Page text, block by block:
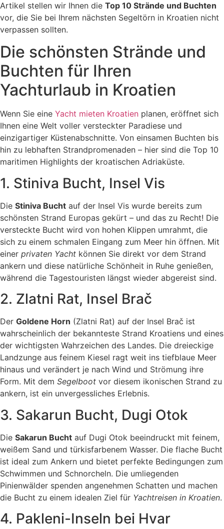
Artikel stellen wir Ihnen die Top 10 Strände und Buchten
vor, die Sie bei Ihrem nächsten Segeltörn in Kroatien nicht
verpassen sollten.
Die schönsten Strände und
Buchten für Ihren
Yachturlaub in Kroatien
Wenn Sie eine Yacht mieten Kroatien planen, eröffnet sich
Ihnen eine Welt voller versteckter Paradiese und
einzigartiger Küstenabschnitte. Von einsamen Buchten bis
hin zu lebhaften Strandpromenaden – hier sind die Top 10
maritimen Highlights der kroatischen Adriaküste.
1. Stiniva Bucht, Insel Vis
Die Stiniva Bucht auf der Insel Vis wurde bereits zum
schönsten Strand Europas gekürt – und das zu Recht! Die
versteckte Bucht wird von hohen Klippen umrahmt, die
sich zu einem schmalen Eingang zum Meer hin öffnen. Mit
einer privaten Yacht können Sie direkt vor dem Strand
ankern und diese natürliche Schönheit in Ruhe genießen,
während die Tagestouristen längst wieder abgereist sind.
2. Zlatni Rat, Insel Brač
Der Goldene Horn (Zlatni Rat) auf der Insel Brač ist
wahrscheinlich der bekannteste Strand Kroatiens und eines
der wichtigsten Wahrzeichen des Landes. Die dreieckige
Landzunge aus feinem Kiesel ragt weit ins tiefblaue Meer
hinaus und verändert je nach Wind und Strömung ihre
Form. Mit dem Segelboot vor diesem ikonischen Strand zu
ankern, ist ein unvergessliches Erlebnis.
3. Sakarun Bucht, Dugi Otok
Die Sakarun Bucht auf Dugi Otok beeindruckt mit feinem,
weißem Sand und türkisfarbenem Wasser. Die flache Bucht
ist ideal zum Ankern und bietet perfekte Bedingungen zum
Schwimmen und Schnorcheln. Die umliegenden
Pinienwälder spenden angenehmen Schatten und machen
die Bucht zu einem idealen Ziel für Yachtreisen in Kroatien.
4. Pakleni-Inseln bei Hvar